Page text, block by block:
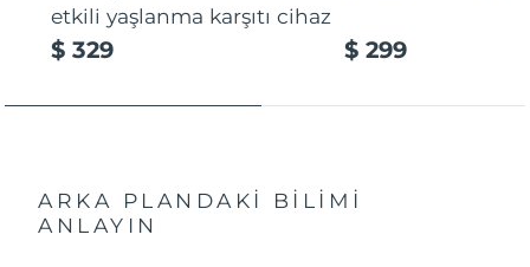
etkili yaşlanma karşıtı cihaz
$ 329 $ 299
ARKA PLANDAKİ BİLİMİ
ANLAYIN